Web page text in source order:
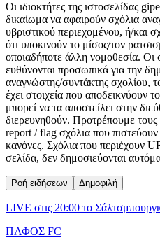
Οι ιδιοκτήτες της ιστοσελίδας
δικαίωμα να αφαιρούν σχόλια
υβριστικού περιεχομένου, ή/και
ότι υποκινούν το μίσος/τον
οποιαδήποτε άλλη νομοθεσία. Οι
ευθύνονται προσωπικά για την
αναγνώστης/συντάκτης σχολίου,
έχει στοιχεία που αποδεικνύουν
μπορεί να τα αποστείλει στην
διερευνηθούν. Προτρέπουμε
report / flag σχόλια που πιστεύουν
κανόνες. Σχόλια που περιέχουν
σελίδα, δεν δημοσιεύονται
Ροή ειδήσεων Δημοφιλή
LIVE στις 20:00 το
ΠΑΦΟΣ FC